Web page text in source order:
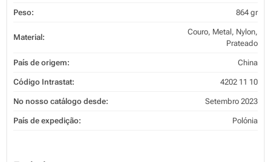
Peso: 864 gr
Material:
Couro, Metal, Nylon,
Prateado
País de origem: China
Código Intrastat: 4202 11 10
No nosso catálogo desde: Setembro 2023
País de expedição: Polónia